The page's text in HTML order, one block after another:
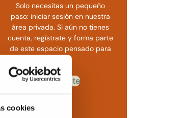
cookies
Solo necesitas un pequeño
paso: iniciar sesión en nuestra
área privada. Si aún no tienes
cuenta, regístrate y forma parte
de este espacio pensado para
Regístrate